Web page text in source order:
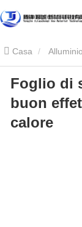
Casa
aperte Foglio di schiuma di alluminio con buon effetto di
dissipazione del
Foglio di
buon
calore